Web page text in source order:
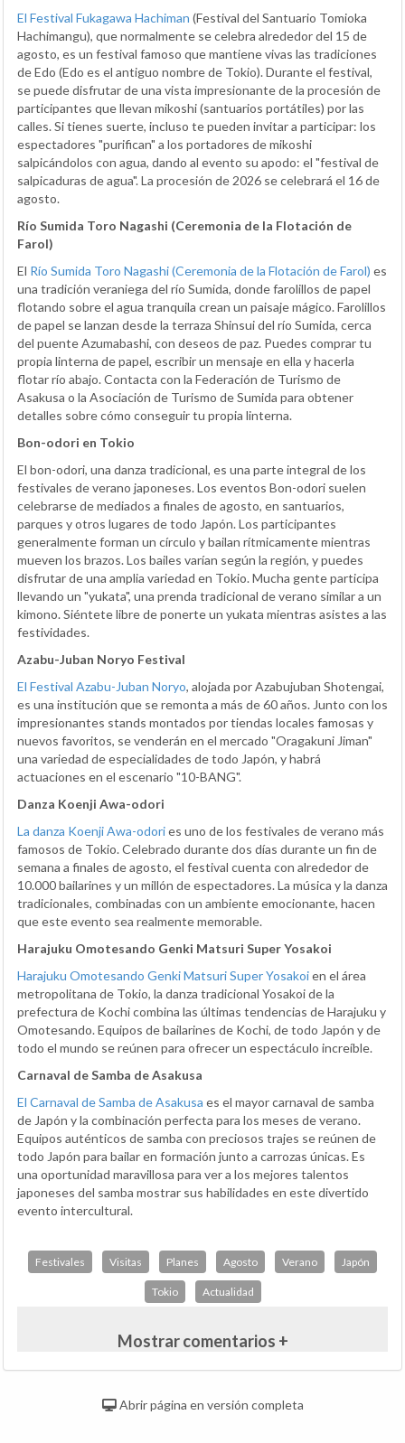
El Festival Fukagawa Hachiman (Festival del Santuario Tomioka
Hachimangu), que normalmente se celebra alrededor del 15 de
agosto, es un festival famoso que mantiene vivas las tradiciones
de Edo (Edo es el antiguo nombre de Tokio). Durante el festival,
se puede disfrutar de una vista impresionante de la procesión de
participantes que llevan mikoshi (santuarios portátiles) por las
calles. Si tienes suerte, incluso te pueden invitar a participar: los
espectadores "purifican" a los portadores de mikoshi
salpicándolos con agua, dando al evento su apodo: el "festival de
salpicaduras de agua". La procesión de 2026 se celebrará el 16 de
agosto.
Río Sumida Toro Nagashi (Ceremonia de la Flotación de
Farol)
El Río Sumida Toro Nagashi (Ceremonia de la Flotación de Farol) es
una tradición veraniega del río Sumida, donde farolillos de papel
flotando sobre el agua tranquila crean un paisaje mágico. Farolillos
de papel se lanzan desde la terraza Shinsui del río Sumida, cerca
del puente Azumabashi, con deseos de paz. Puedes comprar tu
propia linterna de papel, escribir un mensaje en ella y hacerla
flotar río abajo. Contacta con la Federación de Turismo de
Asakusa o la Asociación de Turismo de Sumida para obtener
detalles sobre cómo conseguir tu propia linterna.
Bon-odori en Tokio
El bon-odori, una danza tradicional, es una parte integral de los
festivales de verano japoneses. Los eventos Bon-odori suelen
celebrarse de mediados a finales de agosto, en santuarios,
parques y otros lugares de todo Japón. Los participantes
generalmente forman un círculo y bailan rítmicamente mientras
mueven los brazos. Los bailes varían según la región, y puedes
disfrutar de una amplia variedad en Tokio. Mucha gente participa
llevando un "yukata", una prenda tradicional de verano similar a un
kimono. Siéntete libre de ponerte un yukata mientras asistes a las
festividades.
Azabu-Juban Noryo Festival
El Festival Azabu-Juban Noryo, alojada por Azabujuban Shotengai,
es una institución que se remonta a más de 60 años. Junto con los
impresionantes stands montados por tiendas locales famosas y
nuevos favoritos, se venderán en el mercado "Oragakuni Jiman"
una variedad de especialidades de todo Japón, y habrá
actuaciones en el escenario "10-BANG".
Danza Koenji Awa-odori
La danza Koenji Awa-odories uno de los festivales de verano más
famosos de Tokio. Celebrado durante dos días durante un fin de
semana a finales de agosto, el festival cuenta con alrededor de
10.000 bailarines y un millón de espectadores. La música y la danza
tradicionales, combinadas con un ambiente emocionante, hacen
que este evento sea realmente memorable.
Harajuku Omotesando Genki Matsuri Super Yosakoi
Harajuku Omotesando Genki Matsuri Super Yosakoien el área
metropolitana de Tokio, la danza tradicional Yosakoi de la
prefectura de Kochi combina las últimas tendencias de Harajuku y
Omotesando. Equipos de bailarines de Kochi, de todo Japón y de
todo el mundo se reúnen para ofrecer un espectáculo increíble.
Carnaval de Samba de Asakusa
El Carnaval de Samba de Asakusa es el mayor carnaval de samba
de Japón y la combinación perfecta para los meses de verano.
Equipos auténticos de samba con preciosos trajes se reúnen de
todo Japón para bailar en formación junto a carrozas únicas. Es
una oportunidad maravillosa para ver a los mejores talentos
japoneses del samba mostrar sus habilidades en este divertido
evento intercultural.
Festivales Visitas Planes Agosto Verano Japón
Tokio Actualidad
Mostrar comentarios +
Abrir página en versión completa